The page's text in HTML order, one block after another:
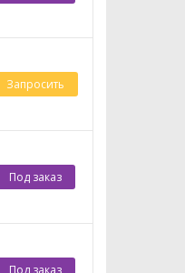
Запросить
Под заказ
Под заказ